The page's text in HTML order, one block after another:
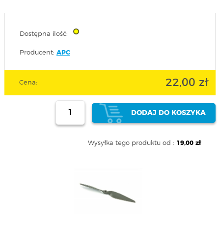
Dostępna ilość:
Producent: APC
Cena: 22,00 zł
DODAJ DO KOSZYKA
Wysyłka tego produktu od : 19,00 zł